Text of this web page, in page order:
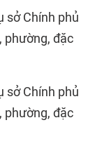
sở Chính phủ
phường, đặc
sở Chính phủ
phường, đặc